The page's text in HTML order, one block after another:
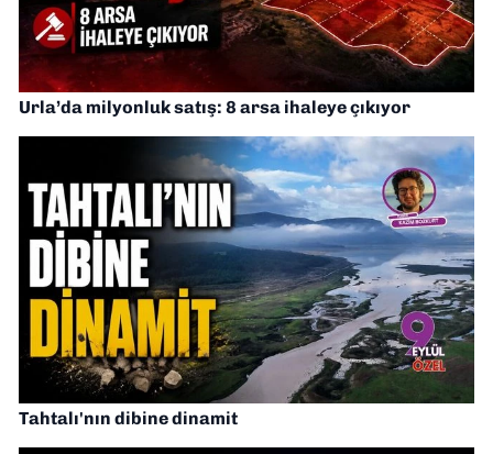
Urla’da milyonluk satış: 8 arsa ihaleye çıkıyor
Tahtalı'nın dibine dinamit